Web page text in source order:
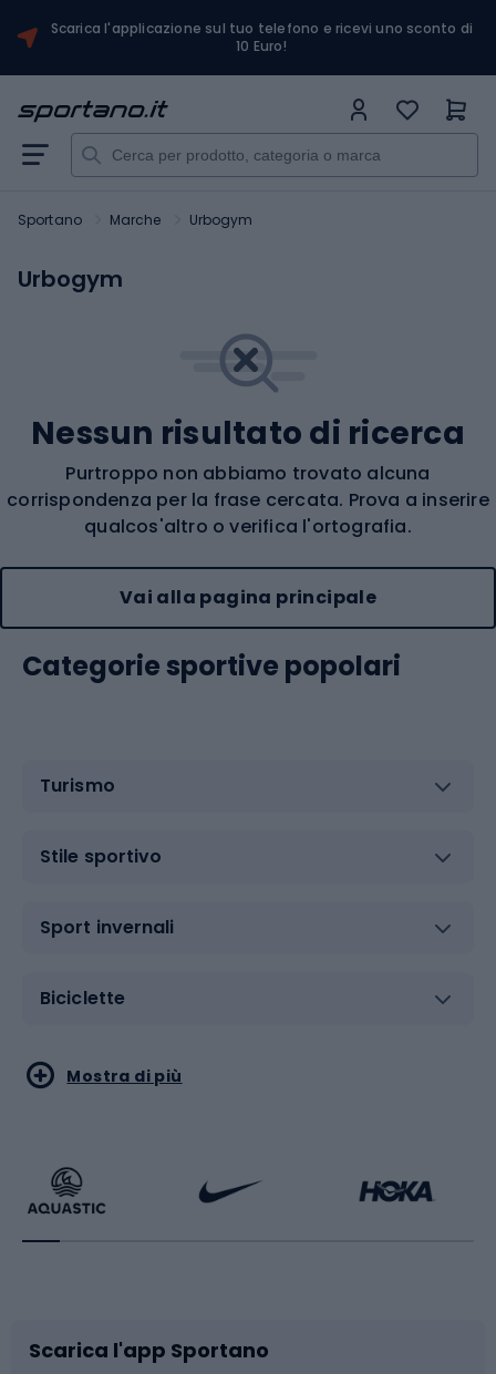
Scarica l'applicazione sul tuo telefono e ricevi uno sconto di
10 Euro!
Sportano Marche Urbogym
Urbogym
Nessun risultato di ricerca
Purtroppo non abbiamo trovato alcuna
corrispondenza per la frase cercata. Prova a inserire
qualcos'altro o verifica l'ortografia.
Vai alla pagina principale
Categorie sportive popolari
Turismo
Stile sportivo
Sport invernali
Biciclette
Sport acquatici
Bikepacking
Bushcraft
Sport di arti marziali
Sport con le racchette
Slitte e slittini
Mostra di più
Scarica l'app Sportano